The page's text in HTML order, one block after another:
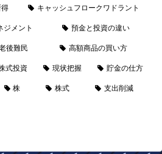
得 キャッシュフロークワドラント
ジメント 預金と投資の違い
後難民 高額商品の買い方
式投資 現状把握 貯金の仕方
株 株式 支出削減